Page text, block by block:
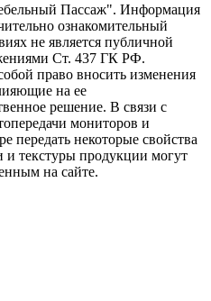
Пассаж". Информация
ознакомительный
не является публичной
Ст. 437 ГК РФ.
право вносить изменения
на ее
решение. В связи с
мониторов и
передать некоторые свойства
и текстуры продукции могут
на сайте.